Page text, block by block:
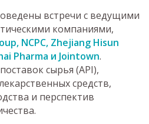
встречи с ведущими
компаниями,
NCPC, Zhejiang Hisun
Pharma и Jointown.
сырья (API),
средств,
и перспектив